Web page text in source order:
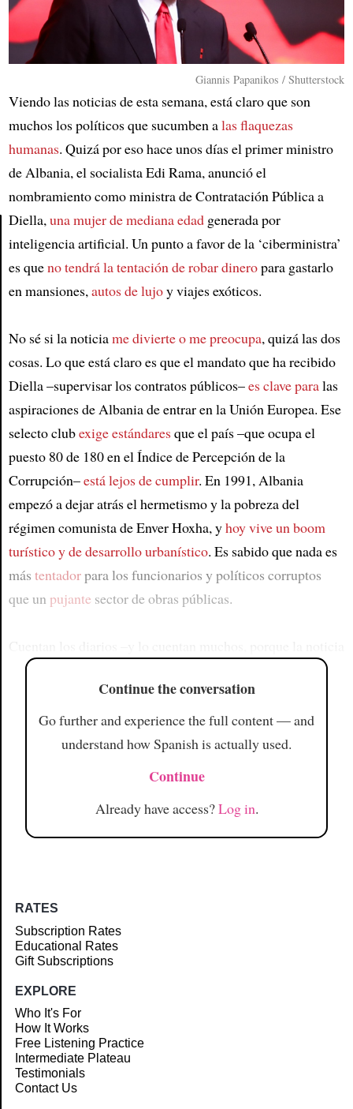
Giannis Papanikos / Shutterstock
Viendo las noticias de esta semana, está claro que son
muchos los políticos que sucumben alas flaquezas
humanas. Quizá por eso hace unos días el primer ministro
de Albania, el socialista Edi Rama, anunció el
nombramiento como ministra de Contratación Pública a
Diella,una mujer de mediana edadgenerada por
inteligencia artificial. Un punto a favor de la ‘ciberministra’
es queno tendrá la tentación de robar dineropara gastarlo
en mansiones,autos de lujoy viajes exóticos.
No sé si la noticiame divierte o me preocupa, quizá las dos
cosas. Lo que está claro es que el mandato que ha recibido
Diella –supervisar los contratos públicos–es clave paralas
aspiraciones de Albania de entrar en la Unión Europea. Ese
selecto clubexige estándaresque el país –que ocupa el
puesto 80 de 180 en el Índice de Percepción de la
Corrupción–está lejos de cumplir. En 1991, Albania
empezó a dejar atrás el hermetismo y la pobreza del
régimen comunista de Enver Hoxha, yhoy vive un boom
turístico y de desarrollo urbanístico. Es sabido que nada es
más tentadorpara los funcionarios y políticos corruptos
que un pujante sector de obras públicas.
Continue the conversation
Go further and experience the full content — and
understand how Spanish is actually used.
Continue
Already have access?Log in.
RATES
Subscription Rates
Educational Rates
Gift Subscriptions
EXPLORE
Who It's For
How It Works
Free Listening Practice
Intermediate Plateau
Testimonials
Contact Us